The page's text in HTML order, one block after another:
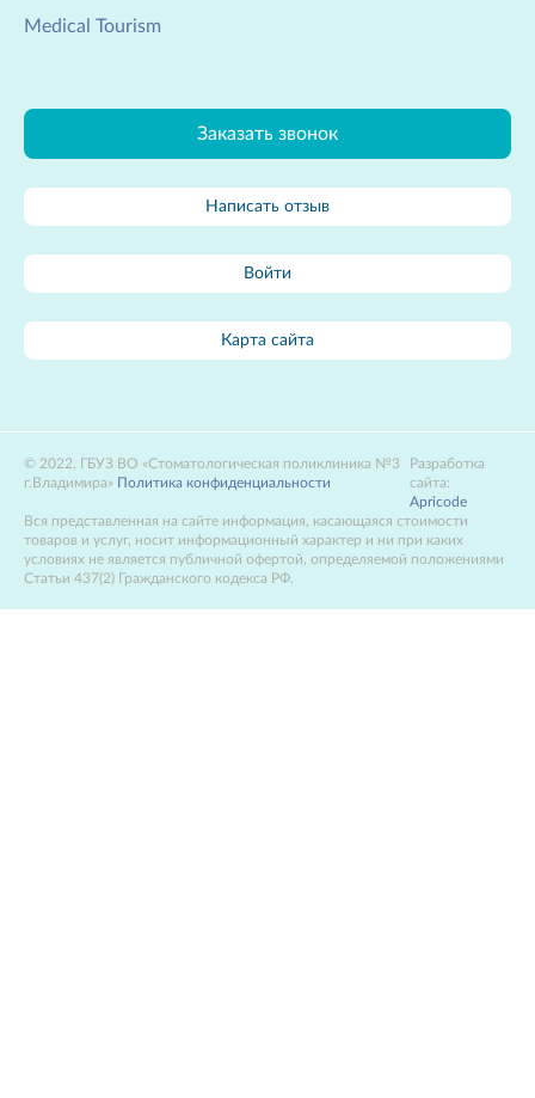
Medical Tourism
Заказать звонок
Написать отзыв
Войти
Карта сайта
2022, ГБУЗ ВО «Стоматологическая поликлиника №3
г.Владимира» Политика конфиденциальности
Разработка
сайта:
Apricode
Вся представленная на сайте информация, касающаяся стоимости
товаров и услуг, носит информационный характер и ни при каких
условиях не является публичной офертой, определяемой положениями
Статьи 437(2) Гражданского кодекса РФ.